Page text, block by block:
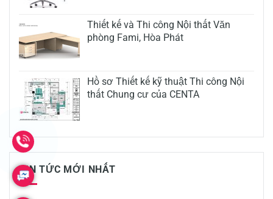
Thiết kế và Thi công Nội thất Văn
phòng Fami, Hòa Phát
Hồ sơ Thiết kế kỹ thuật Thi công Nội
thất Chung cư của CENTA
TIN TỨC MỚI NHẤT